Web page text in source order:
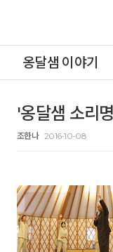
옹달샘 이야기
'옹달샘 소리
조한나 2016-10-08